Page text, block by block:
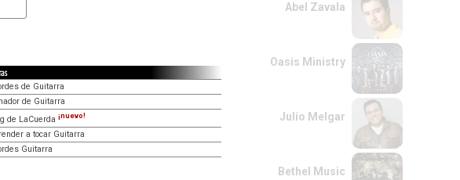
de Guitarra
de Guitarra
de LaCuerda ¡nuevo!
a tocar Guitarra
Guitarra
Abel Zavala
Oasis Ministry
Julio Melgar
Bethel Music